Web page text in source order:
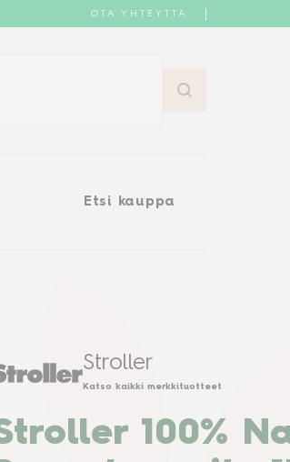
OTA YHTEYTTÄ
Etsi kauppa
Etsi kauppa
Stroller
Katso kaikki merkkituotteet
Stroller 100%